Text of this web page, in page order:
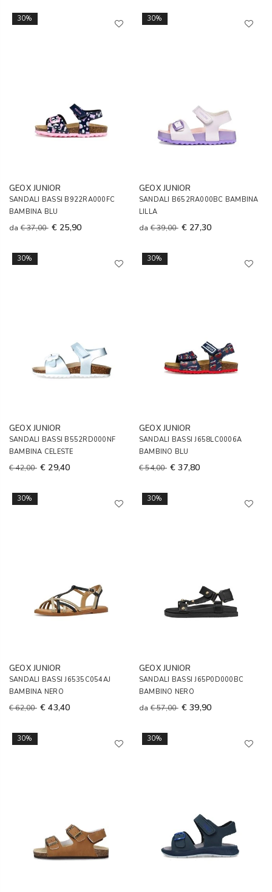
30%
GEOX JUNIOR
SANDALI BASSI B922RA000FC
BAMBINA BLU
da€ 37,00 € 25,90
30%
GEOX JUNIOR
SANDALI B652RA000BC BAMBINA
LILLA
da€ 39,00 € 27,30
30%
GEOX JUNIOR
SANDALI BASSI B552RD000NF
BAMBINA CELESTE
€ 42,00 € 29,40
30%
GEOX JUNIOR
SANDALI BASSI J658LC0006A
BAMBINO BLU
€ 54,00 € 37,80
30%
GEOX JUNIOR
SANDALI BASSI J6535C054AJ
BAMBINA NERO
€ 62,00 € 43,40
30%
GEOX JUNIOR
SANDALI BASSI J65P0D000BC
BAMBINO NERO
da€ 57,00 € 39,90
30% 30%